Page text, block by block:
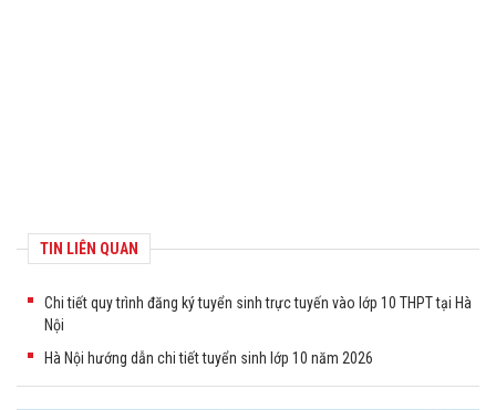
TIN LIÊN QUAN
Chi tiết quy trình đăng ký tuyển sinh trực tuyến vào lớp 10 THPT tại Hà
Nội
Hà Nội hướng dẫn chi tiết tuyển sinh lớp 10 năm 2026